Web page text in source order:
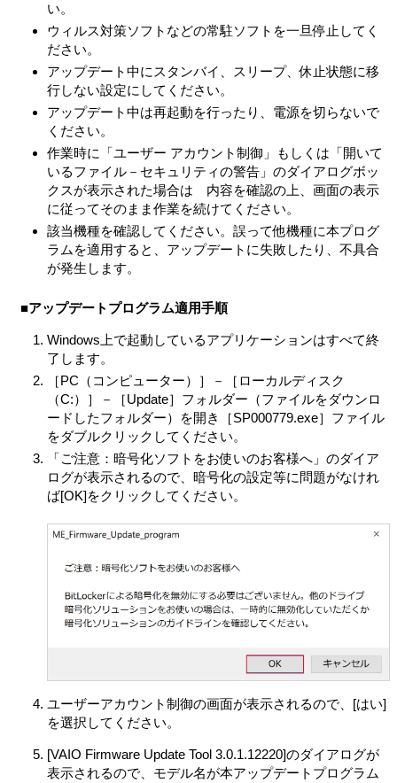
使用する権利をいいます。
本契約に別途の定めのある場合を除き、お客さまは、許
諾ソフトウェアの全部または一部を複製、複写したり、
これに対する修正、追加等の改変をすることができませ
ん。本製品に同梱されているシステムリカバリーメディ
ア、アプリケーションリカバリーメディアまたは、お客
さまが作成したシステムリカバリーメディア（以下併せ
てリカバリーメディアとします）は、本製品に同梱され
お客さまがインストールした、または本製品にプリイン
ストールされていた許諾ソフトウェアが何らかの理由で
使用不能となった場合に、本製品から当該許諾ソフトウ
ェアを削除のうえ、許諾ソフトウェアを本製品に再イン
ストールするためにのみ使用することができるものとし
ます。
第3条 （オープンソース）
は無償で公に入手可能なソフトウェアを含むものまたは
その派生物であり、かつ②本契約の規定と異なる定めの
適用を受けるソフトウェア（対象となるソフトウェアお
よびその派生物をソースコードの形式で開示または頒布
する義務、対象となるソフトウェアを任意の第三者に対
して自由に使用許諾させる義務等を含むがこれに限られ
ない。また、これにはGNU General Public License (GPL)
やGNU Lesser/Library General Public License (LGPL) に
基づいてライセンスされているソフトウェアを含むがこ
れに限らない。）（以下「オープンソースソフトウェ
ア」とします）が含まれることがあります。
ードは、https://vaio.com/opensource/
またはその他VAIO
ソースソフトウェアについて指定されているライセンス
条件が適用されます。
お客さまは、許諾ソフトウェアに関しリバースエンジニ
アリング、逆アセンブル、逆コンパイル等のソースコー
ド解析作業を行ってはならないものとします。
各許諾ソフトウェアはそれぞれ1つの製品として、本製品
別途VAIOが付属ドキュメント等で定める場合を除き、許
諾ソフトウェアの一部またはその構成部分を許諾ソフト
い。
ウィルス対策ソフトなどの常駐ソフトを一旦停止してく
ださい。
アップデート中にスタンバイ、スリープ、休止状態に移
行しない設定にしてください。
アップデート中は再起動を行ったり、電源を切らないで
ください。
作業時に「ユーザー アカウント制御」もしくは「開いて
いるファイル－セキュリティの警告」のダイアログボッ
クスが表示された場合は 内容を確認の上、画面の表示
に従ってそのまま作業を続けてください。
該当機種を確認してください。誤って他機種に本プログ
ラムを適用すると、アップデートに失敗したり、不具合
が発生します。
■アップデートプログラム適用手順
Windows上で起動しているアプリケーションはすべて終
了します。
［PC（コンピューター）］－［ローカルディスク
（C:）］－［Update］フォルダー（ファイルをダウンロ
ードしたフォルダー）を開き［SP000779.exe］ファイル
をダブルクリックしてください。
「ご注意：暗号化ソフトをお使いのお客様へ」のダイア
ログが表示されるので、暗号化の設定等に問題がなけれ
ば[OK]をクリックしてください。
ユーザーアカウント制御の画面が表示されるので、[はい]
を選択してください。
[VAIO Firmware Update Tool 3.0.1.12220]のダイアログが
表示されるので、モデル名が本アップデートプログラム